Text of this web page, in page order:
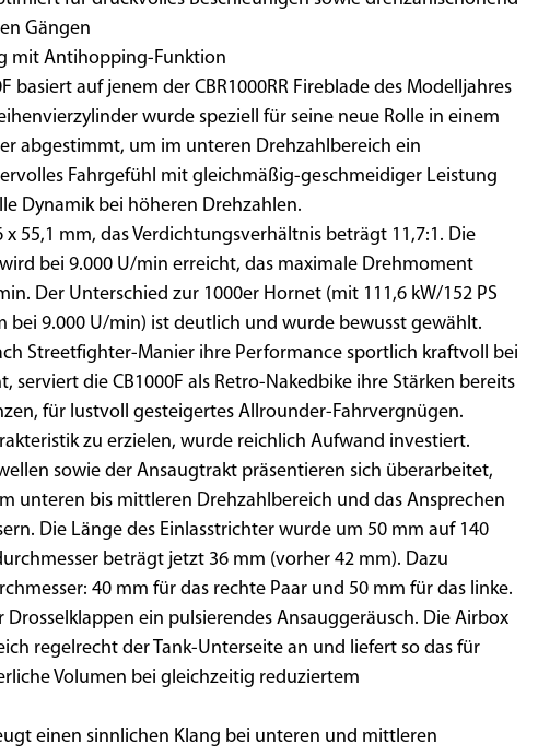
Gängen
Antihopping-Funktion
basiert auf jenem der CBR1000RR Fireblade des Modelljahres
wurde speziell für seine neue Rolle in einem
abgestimmt, um im unteren Drehzahlbereich ein
Fahrgefühl mit gleichmäßig-geschmeidiger Leistung
Dynamik bei höheren Drehzahlen.
55,1 mm, das Verdichtungsverhältnis beträgt 11,7:1. Die
bei 9.000 U/min erreicht, das maximale Drehmoment
Der Unterschied zur 1000er Hornet (mit 111,6 kW/152 PS
bei 9.000 U/min) ist deutlich und wurde bewusst gewählt.
Streetfighter-Manier ihre Performance sportlich kraftvoll bei
serviert die CB1000F als Retro-Nakedbike ihre Stärken bereits
für lustvoll gesteigertes Allrounder-Fahrvergnügen.
zu erzielen, wurde reichlich Aufwand investiert.
sowie der Ansaugtrakt präsentieren sich überarbeitet,
unteren bis mittleren Drehzahlbereich und das Ansprechen
Die Länge des Einlasstrichter wurde um 50 mm auf 140
beträgt jetzt 36 mm (vorher 42 mm). Dazu
40 mm für das rechte Paar und 50 mm für das linke.
ein pulsierendes Ansauggeräusch. Die Airbox
regelrecht der Tank-Unterseite an und liefert so das für
Volumen bei gleichzeitig reduziertem
einen sinnlichen Klang bei unteren und mittleren